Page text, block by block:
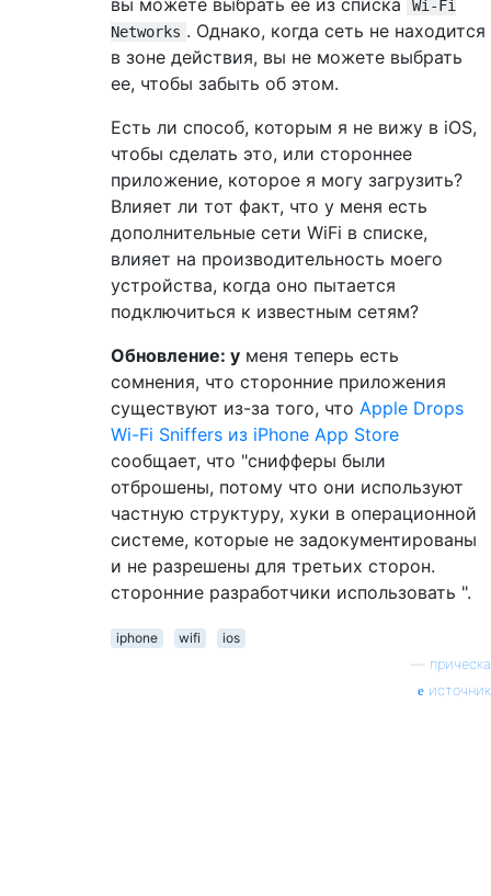
Wi-Fi
Networks . Однако, когда сеть не находится
в зоне действия, вы не можете выбрать
ее, чтобы забыть об этом.
Есть ли способ, которым я не вижу в iOS,
чтобы сделать это, или стороннее
приложение, которое я могу загрузить?
Влияет ли тот факт, что у меня есть
дополнительные сети WiFi в списке,
влияет на производительность моего
устройства, когда оно пытается
подключиться к известным сетям?
Обновление: у меня теперь есть
сомнения, что сторонние приложения
существуют из-за того, что Apple Drops
Wi-Fi Sniffers из iPhone App Store
сообщает, что "снифферы были
отброшены, потому что они используют
частную структуру, хуки в операционной
системе, которые не задокументированы
и не разрешены для третьих сторон.
сторонние разработчики использовать ".
iphone wifi
ios
прическа
источник